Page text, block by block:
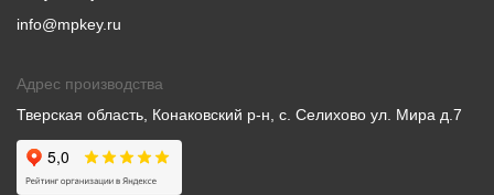
info@mpkey.ru
Адрес производства
Тверская область, Конаковский р-н, с. Селихово ул. Мира д.7